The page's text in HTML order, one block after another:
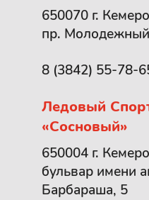
650070 г.
пр.
8 (3842) 55-78-
Ледовый
«Сосновый»
650004 г.
бульвар имени
Барбараша, 5